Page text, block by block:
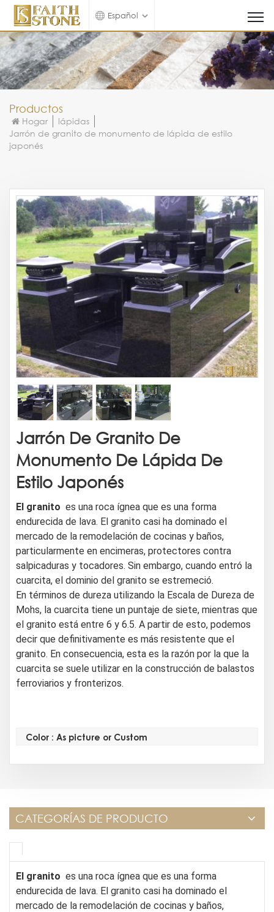
Español
Productos
Hogar
lápidas
Jarrón de granito de monumento de lápida de estilo
japonés
Jarrón De Granito De
Monumento De Lápida De
Estilo Japonés
El granito es una roca ígnea que es una forma
endurecida de lava. El granito casi ha dominado el
mercado de la remodelación de cocinas y baños,
particularmente en encimeras, protectores contra
salpicaduras y tocadores. Sin embargo, cuando entró la
cuarcita, el dominio del granito se estremeció.
En términos de dureza utilizando la Escala de Dureza de
Mohs, la cuarcita tiene un puntaje de siete, mientras que
el granito está entre 6 y 6.5. A partir de esto, podemos
decir que definitivamente es más resistente que el
granito. En consecuencia, esta es la razón por la que la
cuarcita se suele utilizar en la construcción de balastos
ferroviarios y fronterizos.
Color : As picture or Custom
CATEGORÍAS DE PRODUCTO
El granito es una roca ígnea que es una forma
endurecida de lava. El granito casi ha dominado el
mercado de la remodelación de cocinas y baños,